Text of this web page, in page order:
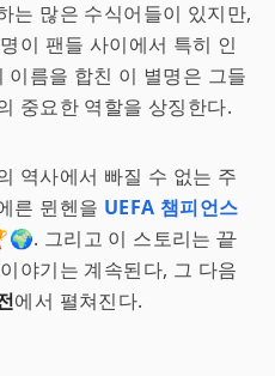
는 많은 수식어들이 있지만,
이 팬들 사이에서 특히 인
름을 합친 이 별명은 그들
중요한 역할을 상징한다.
역사에서 빠질 수 없는 주
른 뮌헨을 UEFA 챔피언스
그리고 이 스토리는끝
야기는 계속된다, 그 다음
에서 펼쳐진다.